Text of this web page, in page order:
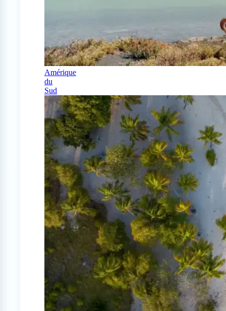
Amérique
du
Sud